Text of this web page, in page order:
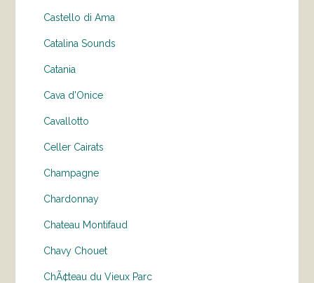
Castello di Ama
Catalina Sounds
Catania
Cava d'Onice
Cavallotto
Celler Cairats
Champagne
Chardonnay
Chateau Montifaud
Chavy Chouet
ChÃ¢teau du Vieux Parc